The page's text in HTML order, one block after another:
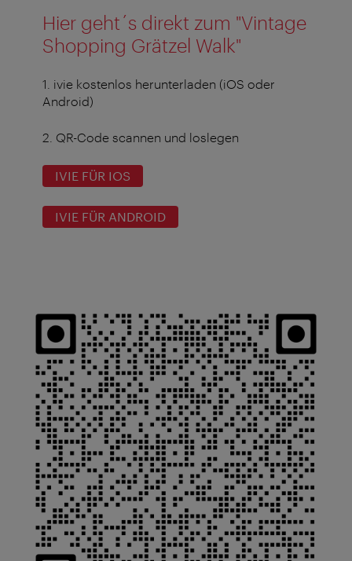
Hier geht´s direkt zum "Vintage
Shopping Grätzel Walk"
1. ivie kostenlos herunterladen (iOS oder
Android)
2. QR-Code scannen und loslegen
IVIE FÜR IOS
IVIE FÜR ANDROID